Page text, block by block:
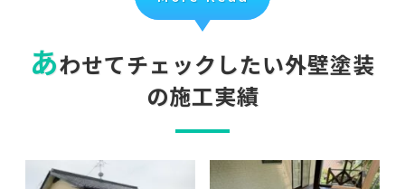
あわせてチェックしたい外壁塗装
の施工実績